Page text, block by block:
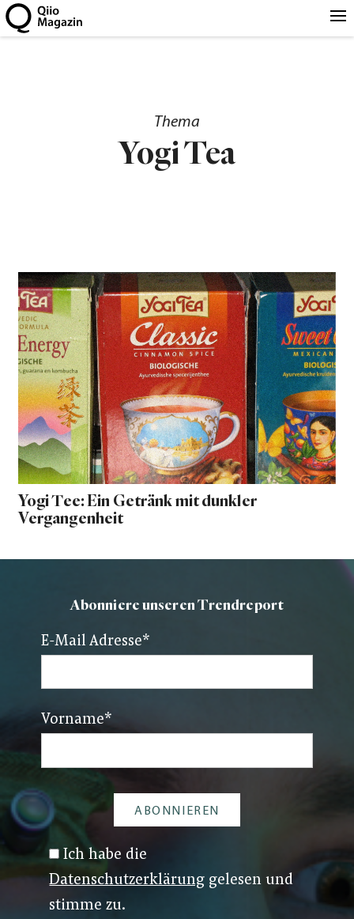
Thema
Yogi Tea
Yogi Tee: Ein Getränk mit dunkler
Vergangenheit
Abonniere unseren Trendreport
E-Mail Adresse*
Vorname*
Ich habe die
Datenschutzerklärung gelesen und
stimme zu.